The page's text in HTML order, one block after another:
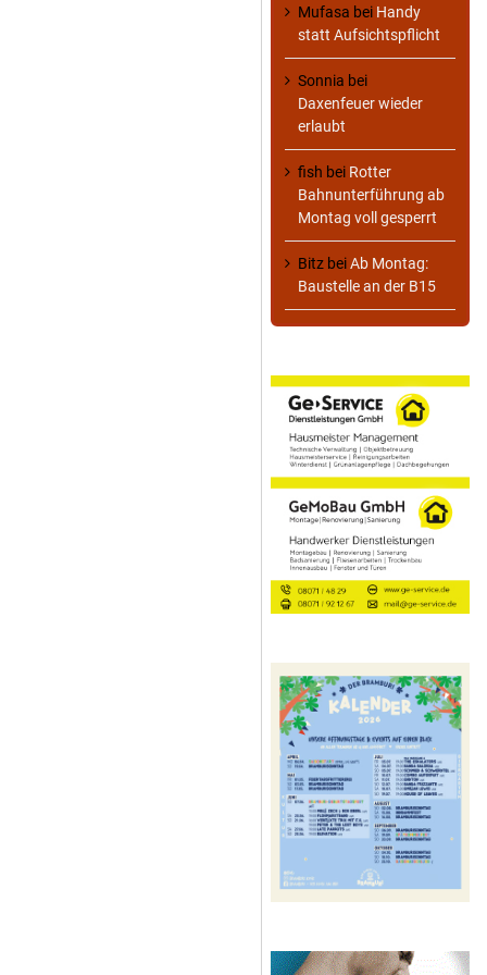
Mufasa bei Handy
statt Aufsichtspflicht
Sonnia bei
Daxenfeuer wieder
erlaubt
fish bei Rotter
Bahnunterführung ab
Montag voll gesperrt
Bitz beiAb Montag:
Baustelle an der B15